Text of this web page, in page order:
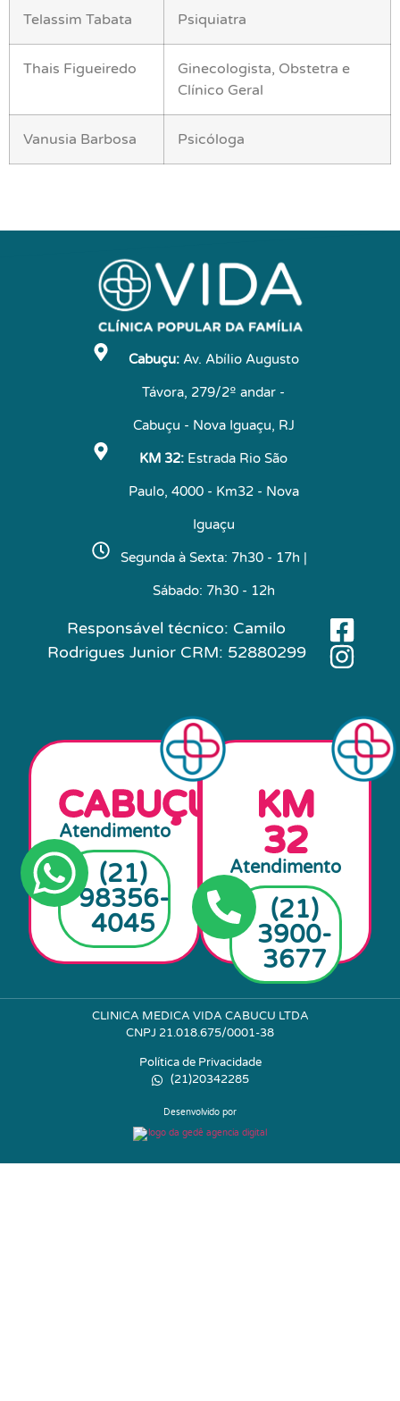
Telassim Tabata Psiquiatra
Thais Figueiredo
Ginecologista, Obstetra e
Clínico Geral
Vanusia Barbosa Psicóloga
Cabuçu:Av. Abílio Augusto
Távora, 279/2º andar -
Cabuçu - Nova Iguaçu, RJ
KM 32: Estrada Rio São
Paulo, 4000 - Km32 - Nova
Iguaçu
Segunda à Sexta: 7h30 - 17h |
Sábado: 7h30 - 12h
Responsável técnico: Camilo
Rodrigues Junior CRM: 52880299
CABUÇU
Atendimento
(21)
98356-
4045
KM
32
Atendimento
(21)
3900-
3677
CLINICA MEDICA VIDA CABUCU LTDA
CNPJ 21.018.675/0001-38
Política de Privacidade
(21)20342285
Desenvolvido por